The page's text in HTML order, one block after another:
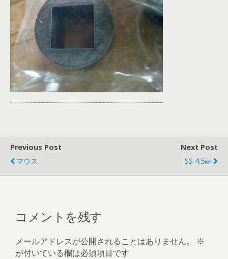
Previous Post
マウス
Next Post
SS 4.5㎜
コメントを残す
メールアドレスが公開されることはありません。
※
が付いている欄は必須項目です